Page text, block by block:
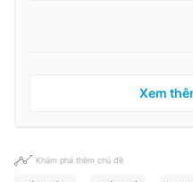
Xem
Khám phá thêm chủ đề